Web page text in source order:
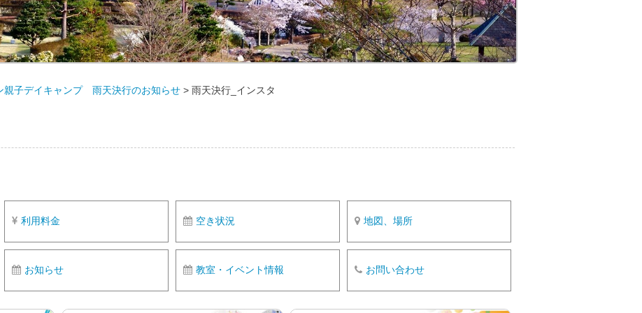
子デイキャンプ 雨天決行のお知らせ > 雨天決行_インスタ
利用料金 空き状況 地図、場所
お知らせ 教室・イベント情報 お問い合わせ